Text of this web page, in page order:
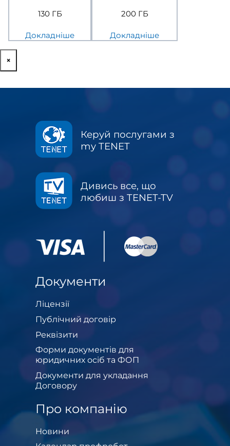
130 ГБ
Докладніше
200 ГБ
Докладніше
×
Керуй послугами з
my TENET
Дивись все, що
любиш з TENET-TV
Документи
Ліцензії
Публічний договір
Реквізити
Форми документів для
юридичних осіб та ФОП
Документи для укладання
Договору
Про компанію
Новини